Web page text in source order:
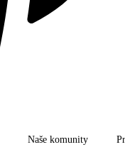
Naše komunity